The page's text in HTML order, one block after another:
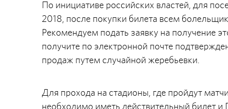
По инициативе российских властей, для
2018, после покупки билета всем
Рекомендуем подать заявку на получение
получите по электронной почте
продаж путем случайной жеребьевки.
Для прохода на стадионы, где пройдут
необходимо иметь действительный билет